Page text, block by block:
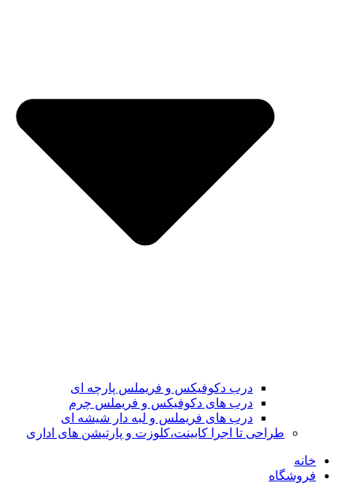
درب دکوفیکس و فریملس پارچه ای
درب های دکوفیکس و فریملس چرم
درب های فریملس و لبه دار شیشه ای
طراحی تا اجرا کابینت،کلوزت و پارتیشن های اداری
خانه
فروشگاه